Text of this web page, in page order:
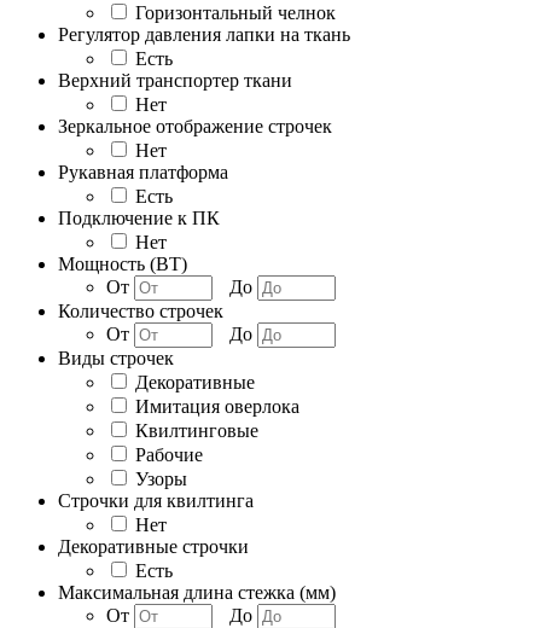
Горизонтальный челнок
Регулятор давления лапки на ткань
Есть
Верхний транспортер ткани
Нет
Зеркальное отображение строчек
Нет
Рукавная платформа
Есть
Подключение к ПК
Нет
Мощность (BT)
От
До
Количество строчек
От
До
Виды строчек
Декоративные
Имитация оверлока
Квилтинговые
Рабочие
Узоры
Строчки для квилтинга
Нет
Декоративные строчки
Есть
Максимальная длина стежка (мм)
От
До